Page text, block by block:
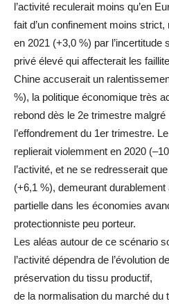
l’activité reculerait moins qu’en
fait d’un confinement moins
en 2021 (+3,0 %) par l’incertitude
privé élevé qui affecterait les
Chine accuserait un
%), la politique économique très
rebond dès le 2e trimestre malgré
l’effondrement du 1er trimestre.
replierait violemment en 2020
l’activité, et ne se redresserait
(+6,1 %), demeurant
partielle dans les économies
protectionniste peu porteur.
Les aléas autour de ce scénario
l’activité dépendra de l’évolution
préservation du tissu productif,
de la normalisation du marché du